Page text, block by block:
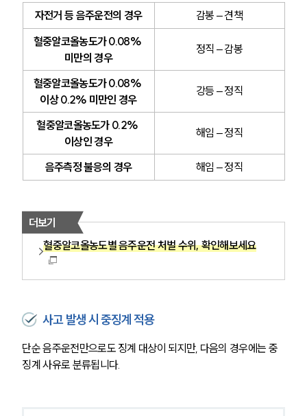
자전거 등 음주운전의 경우
감봉 – 견책
혈중알코올농도가 0.08%
미만의 경우
정직 – 감봉
혈중알코올농도가 0.08%
이상 0.2% 미만인 경우
강등 – 정직
혈중알코올농도가 0.2%
이상인 경우
해임 – 정직
음주측정 불응의 경우 해임 – 정직
더보기
혈중알코올농도별 음주운전 처벌 수위, 확인해보세요
사고 발생 시 중징계 적용
단순 음주운전만으로도 징계 대상이 되지만, 다음의 경우에는 중
징계 사유로 분류됩니다.